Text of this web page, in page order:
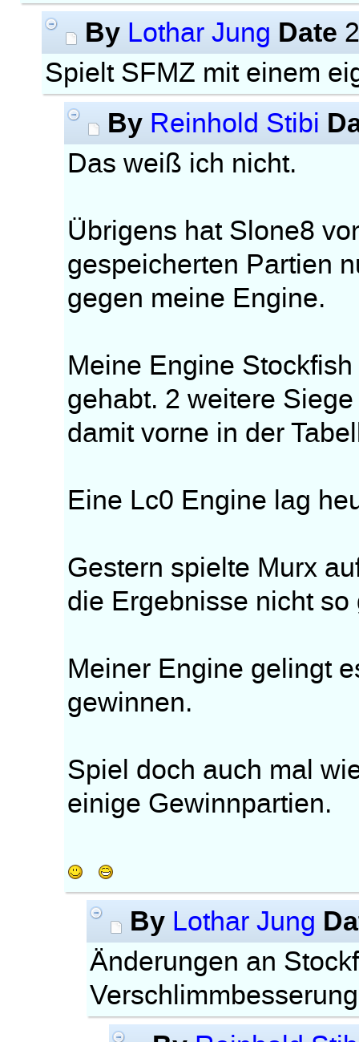
By Lothar Jung Date
Spielt SFMZ mit einem
By Reinhold Stibi
Das weiß ich nicht.
Übrigens hat Slone8
gespeicherten Partien
gegen meine Engine.
Meine Engine
gehabt. 2 weitere
damit vorne in der
Eine Lc0 Engine lag
Gestern spielte Murx
die Ergebnisse nicht so
Meiner Engine gelingt
gewinnen.
Spiel doch auch mal
einige Gewinnpartien.
By Lothar Jung
Änderungen an